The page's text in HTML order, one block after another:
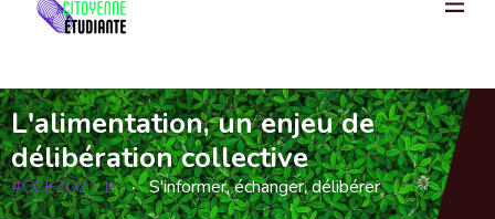
L'alimentation, un enjeu de
délibération collective
#CCE2021
(Lien externe)
S'informer, échanger, délibérer